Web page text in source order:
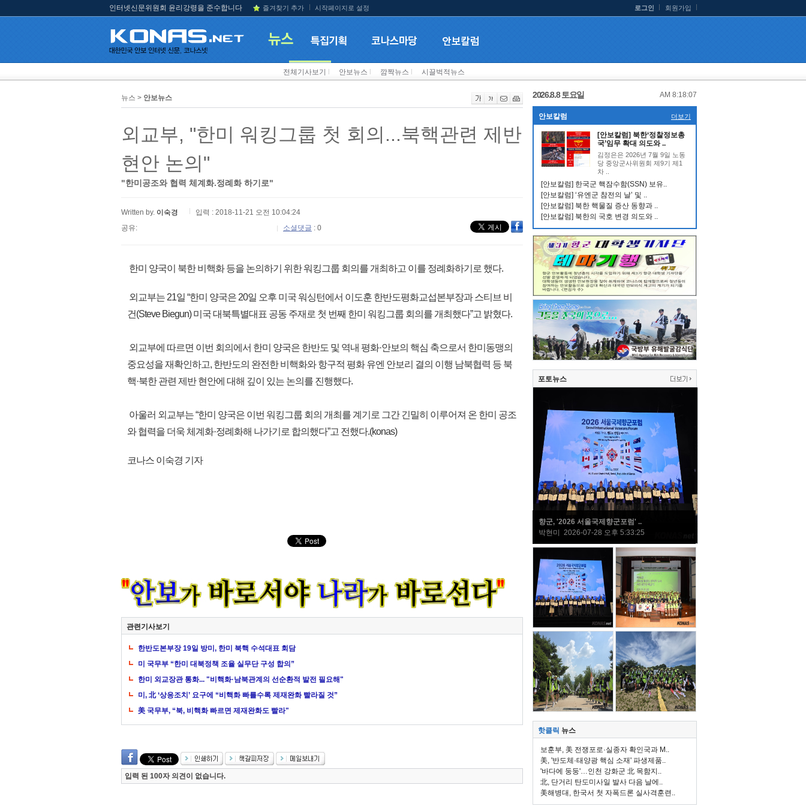
인터넷신문위원회 윤리강령을 준수합니다 즐겨찾기 추가 시작페이지로 설정 로그인 회원가입
전체기사보기 안보뉴스 깜짝뉴스 시끌벅적뉴스
뉴스 > 안보뉴스
외교부, "한미 워킹그룹 첫 회의...북핵관련 제반
현안 논의"
"한미공조와 협력 체계화.정례화 하기로"
Written by. 이숙경
입력 : 2018-11-21 오전 10:04:24
공유:
소셜댓글 : 0
한미 양국이 북한 비핵화 등을 논의하기 위한 워킹그룹 회의를 개최하고 이를 정례화하기로 했다.
외교부는 21일 “한미 양국은 20일 오후 미국 워싱턴에서 이도훈 한반도평화교섭본부장과 스티브 비
건(Steve Biegun) 미국 대북특별대표 공동 주재로 첫 번째 한미 워킹그룹 회의를 개최했다”고 밝혔다.
외교부에 따르면 이번 회의에서 한미 양국은 한반도 및 역내 평화·안보의 핵심 축으로서 한미동맹의
중요성을 재확인하고, 한반도의 완전한 비핵화와 항구적 평화 유엔 안보리 결의 이행 남북협력 등 북
핵·북한 관련 제반 현안에 대해 깊이 있는 논의를 진행했다.
아울러 외교부는 “한미 양국은 이번 워킹그룹 회의 개최를 계기로 그간 긴밀히 이루어져 온 한미 공조
와 협력을 더욱 체계화·정례화해 나가기로 합의했다”고 전했다.(konas)
코나스 이숙경 기자
관련기사보기
한반도본부장 19일 방미, 한미 북핵 수석대표 회담
미 국무부 “한미 대북정책 조율 실무단 구성 합의”
한미 외교장관 통화... "비핵화·남북관계의 선순환적 발전 필요해"
미, 北 ‘상응조치’ 요구에 “비핵화 빠를수록 제재완화 빨라질 것”
美 국무부, “북, 비핵화 빠르면 제재완화도 빨라"
입력 된 100자 의견이 없습니다.
2026.8.8 토요일 AM 8:18:08
안보칼럼 더보기
[안보칼럼] 북한‘정찰정보총
국’임무 확대 의도와 ..
김정은은 2026년 7월 9일 노동
당 중앙군사위원회 제9기 제1
차 ..
[안보칼럼] 한국군 핵잠수함(SSN) 보유..
[안보칼럼] ‘유엔군 참전의 날’ 및 ..
[안보칼럼] 북한 핵물질 증산 동향과 ..
[안보칼럼] 북한의 국호 변경 의도와 ..
포토뉴스
향군, '2026 서울국제향군포럼' ..
박현미 2026-07-28 오후 5:33:25
핫클릭 뉴스
보훈부, 美 전쟁포로·실종자 확인국과 M..
美, '반도체·태양광 핵심 소재' 파생제품..
'바다에 둥둥'…인천 강화군 北 목함지..
北, 단거리 탄도미사일 발사 다음 날에..
美해병대, 한국서 첫 자폭드론 실사격훈련..